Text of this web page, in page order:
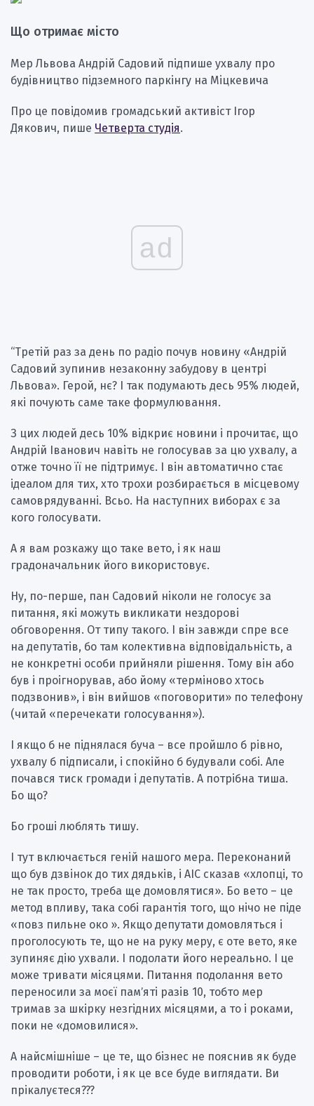
Що отримає місто
Мер Львова Андрій Садовий підпише ухвалу про
будівництво підземного паркінгу на Міцкевича
Про це повідомив громадський активіст Ігор
Дякович, пише Четверта студія.
ad
“Третій раз за день по радіо почув новину «Андрій
Садовий зупинив незаконну забудову в центрі
Львова». Герой, нє? І так подумають десь 95% людей,
які почують саме таке формулювання.
З цих людей десь 10% відкриє новини і прочитає, що
Андрій Іванович навіть не голосував за цю ухвалу, а
отже точно її не підтримує. І він автоматично стає
ідеалом для тих, хто трохи розбирається в місцевому
самоврядуванні. Всьо. На наступних виборах є за
кого голосувати.
А я вам розкажу що таке вето, і як наш
градоначальник його використовує.
Ну, по-перше, пан Садовий ніколи не голосує за
питання, які можуть викликати нездорові
обговорення. От типу такого. І він завжди спре все
на депутатів, бо там колективна відповідальність, а
не конкретні особи прийняли рішення. Тому він або
був і проігнорував, або йому «терміново хтось
подзвонив», і він вийшов «поговорити» по телефону
(читай «перечекати голосування»).
І якщо б не піднялася буча – все пройшло б рівно,
ухвалу б підписали, і спокійно б будували собі. Але
почався тиск громади і депутатів. А потрібна тиша.
Бо що?
Бо гроші люблять тишу.
І тут включається геній нашого мера. Переконаний
що був дзвінок до тих дядьків, і АІС сказав «хлопці, то
не так просто, треба ще домовлятися». Бо вето – це
метод впливу, така собі гарантія того, що нічо не піде
«повз пильне око ». Якщо депутати домовляться і
проголосують те, що не на руку меру, є оте вето, яке
зупиняє дію ухвали. І подолати його нереально. І це
може тривати місяцями. Питання подолання вето
переносили за моєї памʼяті разів 10, тобто мер
тримав за шкірку незгідних місяцями, а то і роками,
поки не «домовилися».
А найсмішніше – це те, що бізнес не пояснив як буде
проводити роботи, і як це все буде виглядати. Ви
прікалуєтеся???